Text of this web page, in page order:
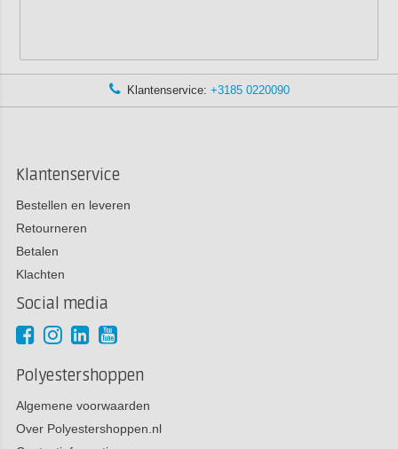
Klantenservice: +3185 0220090
Klantenservice
Bestellen en leveren
Retourneren
Betalen
Klachten
Social media
Polyestershoppen
Algemene voorwaarden
Over Polyestershoppen.nl